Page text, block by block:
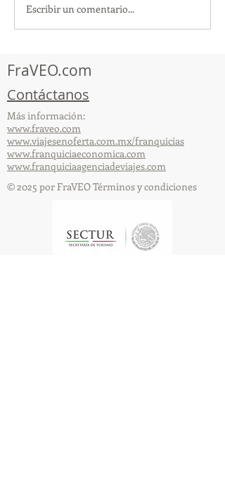
TourTravelynByFraveo
participó en la
Escribir un comentario...
FraVEO.com
Contáctanos
Más información:
www.fraveo.com
www.viajesenoferta.com.mx/franquicias
www.franquiciaeconomica.com
www.franquiciaagenciadeviajes.com
© 2025 por FraVEO Términos y condiciones